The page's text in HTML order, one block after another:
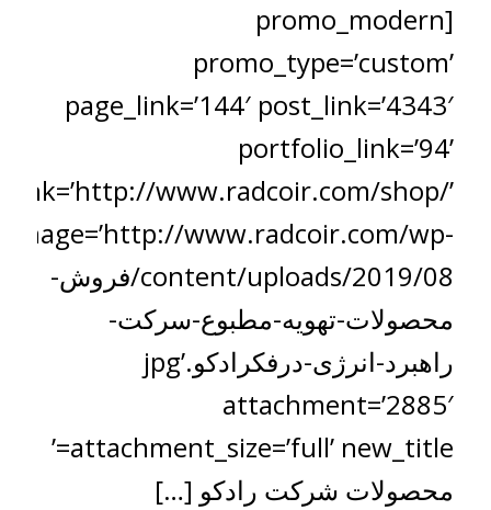
[promo_modern
promo_type=’custom’
page_link=’144′ post_link=’4343′
portfolio_link=’94’
www.radcoir.com/shop/’
www.radcoir.com/wp-
content/uploads/2019/08/فروش-
محصولات-تهویه-مطبوع-سرکت-
راهبرد-انرژی-درفکرادکو.jpg’
attachment=’2885′
attachment_size=’full’ new_title=’
محصولات شرکت رادکو […]